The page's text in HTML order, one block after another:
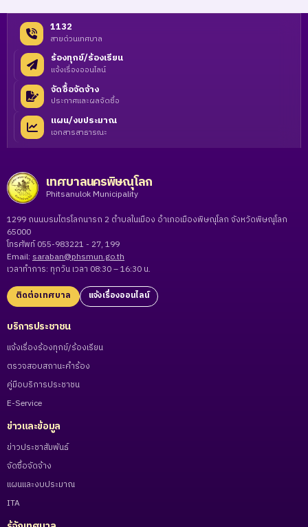
1132
สายด่วนเทศบาล
ร้องทุกข์/ร้องเรียน
แจ้งเรื่องออนไลน์
จัดซื้อจัดจ้าง
ประกาศและผลจัดซื้อ
แผน/งบประมาณ
เอกสารสาธารณะ
เทศบาลนครพิษณุโลก
Phitsanulok Municipality
1299 ถนนบรมไตรโลกนารถ 2 ตำบลในเมือง อำเภอเมืองพิษณุโลก จังหวัดพิษณุโลก
65000
โทรศัพท์ 055-983221 - 27, 199
Email: saraban@phsmun.go.th
เวลาทำการ: ทุกวัน เวลา 08:30 – 16:30 น.
ติดต่อเทศบาล แจ้งเรื่องออนไลน์
บริการประชาชน
แจ้งเรื่องร้องทุกข์/ร้องเรียน
ตรวจสอบสถานะคำร้อง
คู่มือบริการประชาชน
E-Service
ข่าวและข้อมูล
ข่าวประชาสัมพันธ์
จัดซื้อจัดจ้าง
แผนและงบประมาณ
ITA